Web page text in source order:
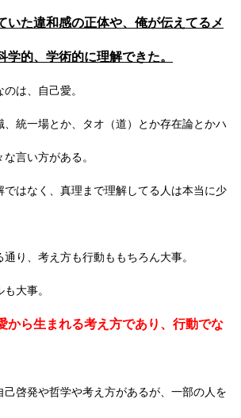
いた違和感の正体や、俺が伝えてるメ
学的、学術的に理解できた。
は、自己愛。
、統一場とか、タオ（道）とか存在論とかハ
言い方がある。
ではなく、真理まで理解してる人は本当に少
り、考え方も行動ももちろん大事。
大事。
から生まれる考え方であり、行動でな
己啓発や哲学や考え方があるが、一部の人を